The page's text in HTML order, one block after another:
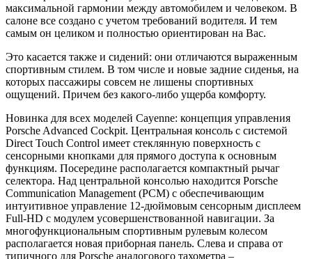
максимальной гармонии между автомобилем и человеком. В
салоне все создано с учетом требований водителя. И тем
самым он целиком и полностью ориентирован на Вас.
Это касается также и сидений: они отличаются выраженным
спортивным стилем. В том числе и новые задние сиденья, на
которых пассажиры совсем не лишены спортивных
ощущений. Причем без какого-либо ущерба комфорту.
Новинка для всех моделей Cayenne: концепция управления
Porsche Advanced Cockpit. Центральная консоль с системой
Direct Touch Control имеет стеклянную поверхность с
сенсорными кнопками для прямого доступа к основным
функциям. Посередине располагается компактный рычаг
селектора. Над центральной консолью находится Porsche
Communication Management (PCM) с обеспечивающим
интуитивное управление 12-дюймовым сенсорным дисплеем
Full-HD с модулем усовершенствованной навигации. За
многофункциональным спортивным рулевым колесом
располагается новая приборная панель. Слева и справа от
типичного для Porsche аналогового тахометра –